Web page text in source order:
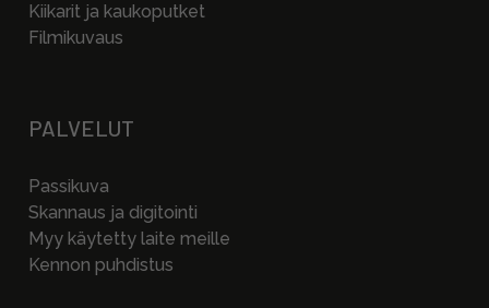
Kiikarit ja kaukoputket
Filmikuvaus
PALVELUT
Passikuva
Skannaus ja digitointi
Myy käytetty laite meille
Kennon puhdistus